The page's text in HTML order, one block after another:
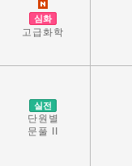
심화
고급화학
실전
단원별
문풀 II